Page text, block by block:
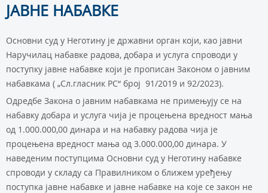
JАВНЕ НАБАВКЕ
Основни суд у Неготину је државни орган који, као јавни
Наручилац набавке радова, добара и услуга спроводи у
поступку јавне набавке који је прописан Законом о јавним
набавкама ( „Сл.гласник РС“ број 91/2019 и 92/2023).
Одредбе Закона о јавним набавкама не примењују се на
набавку добара и услуга чија је процењена вредност мања
од 1.000.000,00 динара и на набавку радова чија је
процењена вредност мања од 3.000.000,00 динара. У
наведеним поступцима Основни суд у Неготину набавке
спроводи у складу са Правилником о ближем уређењу
поступка јавне набавке и јавне набавке на које се закон не